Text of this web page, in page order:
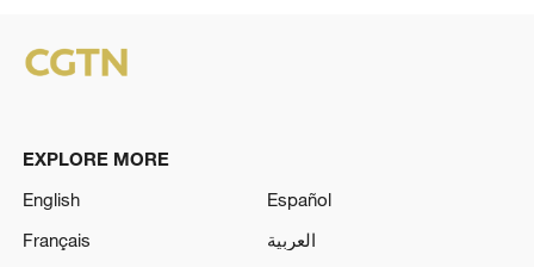
EXPLORE MORE
English
Español
Français
العربية